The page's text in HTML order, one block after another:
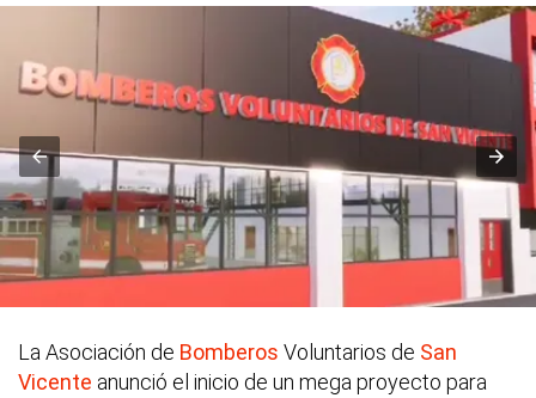
La Asociación de Bomberos Voluntarios de San
Vicente anunció el inicio de un mega proyecto para